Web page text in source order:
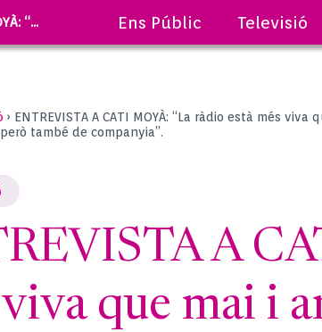
“... Ens Públic Televisió
› ENTREVISTA A CATI MOYÀ: “La ràdio està més
també de companyia”.
A
que mai i